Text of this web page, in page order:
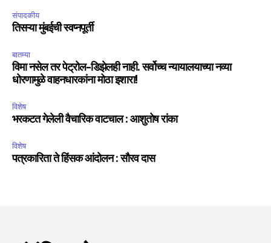
संपादकीय
तिसऱ्या मुंबईची स्वप्नपूर्ती
बातम्या
विमा नसेल तर पेट्रोल-डिझेलही नाही. सर्वोच्च न्यायालयाच्या नव्या
धोरणामुळे वाहनधारकांना मोठा इशारा!
विशेष
भरकटत गेलेली वैचारिक वाटचाल : आशुतोष रांका
विशेष
पत्रकारिता ते हिंसक आंदोलन : सौरव दास